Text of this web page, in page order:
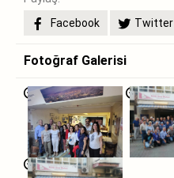
Facebook
Twitter
Fotoğraf Galerisi